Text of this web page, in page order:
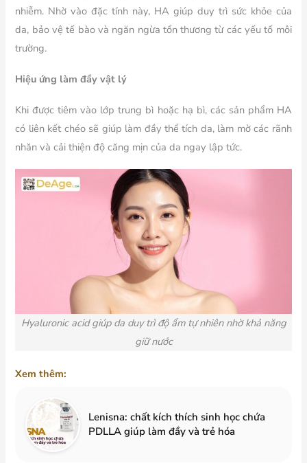
nhiễm. Nhờ vào đặc tính này, HA giúp duy trì sức khỏe của
da, bảo vệ tế bào và ngăn ngừa tổn thương từ các yếu tố môi
trường.
Hiệu ứng làm đầy vật lý
Khi được tiêm vào lớp trung bì hoặc hạ bì, các sản phẩm HA
có liên kết chéo sẽ giúp làm đầy thể tích da, làm mờ các rãnh
nhăn và cải thiện độ căng mịn của da ngay lập tức.
Hyaluronic acid giúp da duy trì độ ẩm tự nhiên nhờ khả năng
giữ nước
Xem thêm:
Lenisna: chất kích thích sinh học chứa
PDLLA giúp làm đầy và trẻ hóa